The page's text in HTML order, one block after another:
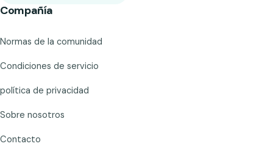
Compañía
Normas de la comunidad
Condiciones de servicio
política de privacidad
Sobre nosotros
Contacto